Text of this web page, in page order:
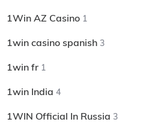
1Win AZ Casino 1
1win casino spanish 3
1win fr 1
1win India 4
1WIN Official In Russia 3